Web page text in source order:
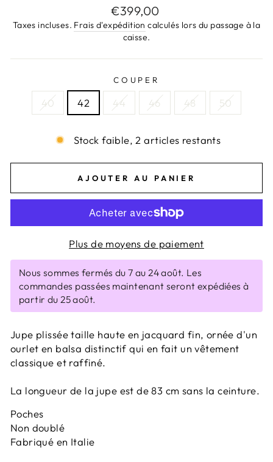
Prix
régulier
€399,00
Taxes incluses. Frais d'expédition calculés lors du passage à la
caisse.
COUPER
40 42 44 46 48 50
Stock faible, 2 articles restants
AJOUTER AU PANIER
Plus de moyens de paiement
Nous sommes fermés du 7 au 24 août. Les
commandes passées maintenant seront expédiées à
partir du 25 août.
Jupe plissée taille haute en jacquard fin, ornée d'un
ourlet en balsa distinctif qui en fait un vêtement
classique et raffiné.
La longueur de la jupe est de 83 cm sans la ceinture.
Poches
Non doublé
Fabriqué en Italie